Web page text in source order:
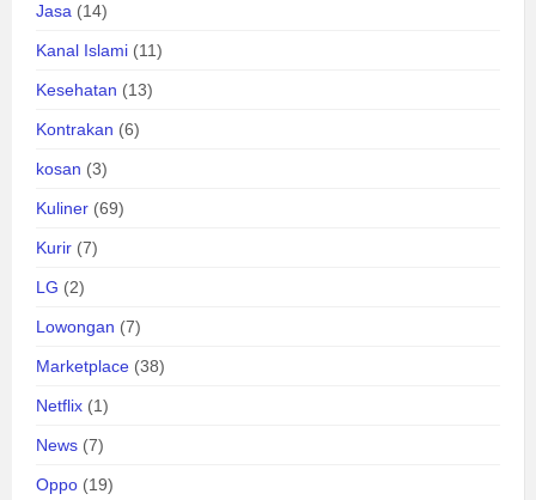
Jasa (14)
Kanal Islami (11)
Kesehatan (13)
Kontrakan (6)
kosan (3)
Kuliner (69)
Kurir (7)
LG (2)
Lowongan (7)
Marketplace (38)
Netflix (1)
News (7)
Oppo (19)